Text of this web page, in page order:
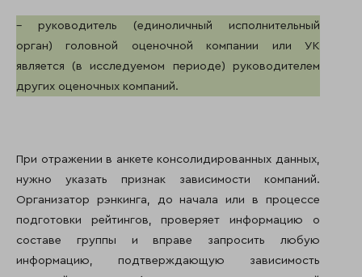
– руководитель (единоличный исполнительный
орган) головной оценочной компании или УК
является (в исследуемом периоде) руководителем
других оценочных компаний.
При отражении в анкете консолидированных данных,
нужно указать признак зависимости компаний.
Организатор рэнкинга, до начала или в процессе
подготовки рейтингов, проверяет информацию о
составе группы и вправе запросить любую
информацию, подтверждающую зависимость